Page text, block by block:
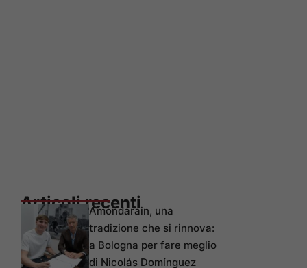
Articoli recenti
Amondarain, una
tradizione che si rinnova:
a Bologna per fare meglio
di Nicolás Domínguez